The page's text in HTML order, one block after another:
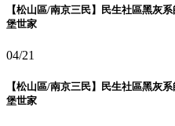
【松山區/南京三民】民生社區黑灰
堡世家
04/21
【松山區/南京三民】民生社區黑灰
堡世家